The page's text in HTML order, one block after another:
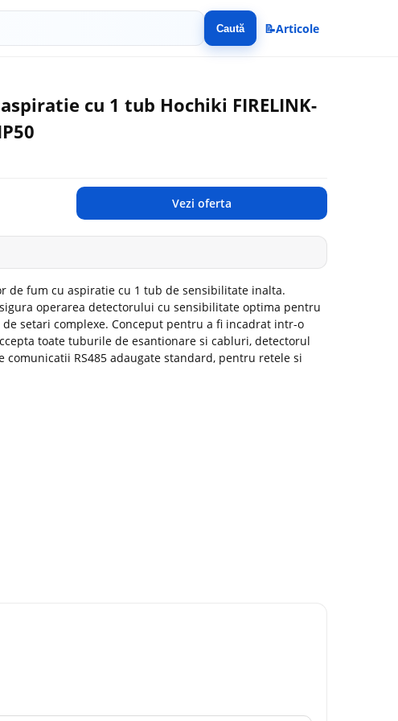
Caută 📝Articole
cu 1 tub Hochiki FIRELINK-
Vezi oferta
de fum cu aspiratie cu 1 tub de sensibilitate inalta.
operarea detectorului cu sensibilitate optima pentru
setari complexe. Conceput pentru a fi incadrat intr-o
toate tuburile de esantionare si cabluri, detectorul
RS485 adaugate standard, pentru retele si